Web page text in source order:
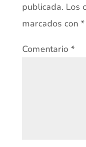
publicada. Los
marcados con *
Comentario *